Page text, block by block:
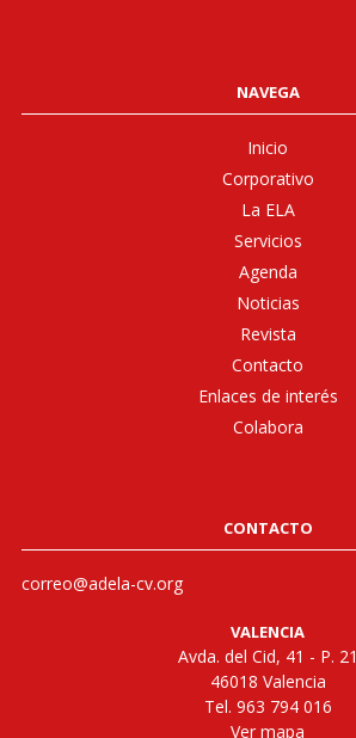
NAVEGA
Inicio
Corporativo
La ELA
Servicios
Agenda
Noticias
Revista
Contacto
Enlaces de interés
Colabora
CONTACTO
correo@adela-cv.org
VALENCIA
Avda. del Cid, 41 - P. 21
46018 Valencia
Tel. 963 794 016
Ver mapa